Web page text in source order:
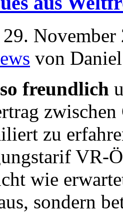
von
freundlich
zu
VR-
wie
sondern